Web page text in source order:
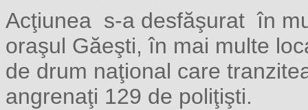
Acţiunea s-a desfăşurat în
oraşul Găeşti, în mai multe
de drum naţional care
angrenaţi 129 de poliţişti.